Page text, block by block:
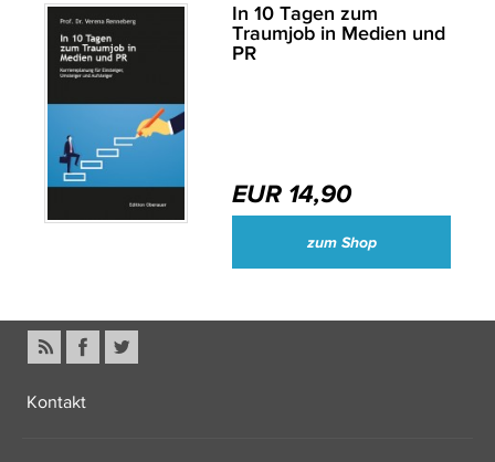
In 10 Tagen zum
Traumjob in Medien und
PR
EUR 14,90
zum Shop
Kontakt